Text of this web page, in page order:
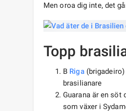
Men oroa dig inte, det
Topp
B Riga(brigadeiro)
brasilianare
Guarana är en söt
som växer i